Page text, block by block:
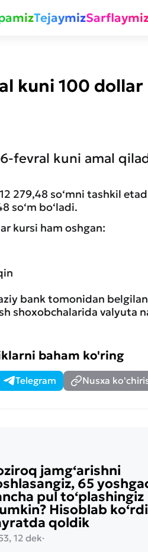
Tejaymiz
kuni 100
fevral kuni amal
279,48 so‘mni tashkil
so‘m bo‘ladi.
kursi ham oshgan:
bank tomonidan
shoxobchalarida valyuta
baham ko'ring
Telegram Nusxa
jamg‘arishni
65
pul to‘plashingiz
Hisoblab
qoldik
12 dek·